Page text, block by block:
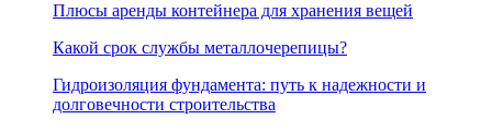
Плюсы аренды контейнера для хранения вещей
Какой срок службы металлочерепицы?
Гидроизоляция фундамента: путь к надежности и
долговечности строительства